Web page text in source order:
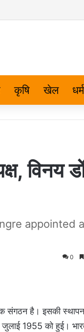
कृषि खेल धर्म
विनय
appointed
0
संगठन है। इसकी
जुलाई 1955 को हुई।